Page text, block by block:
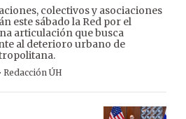
colectivos y asociaciones
este sábado la Red por el
articulación que busca
al deterioro urbano de
· Redacción ÚH